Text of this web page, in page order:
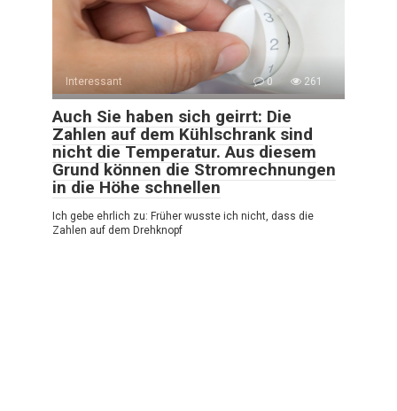
Interessant 0 261
Auch Sie haben sich geirrt: Die
Zahlen auf dem Kühlschrank sind
nicht die Temperatur. Aus diesem
Grund können die Stromrechnungen
in die Höhe schnellen
Ich gebe ehrlich zu: Früher wusste ich nicht, dass die
Zahlen auf dem Drehknopf